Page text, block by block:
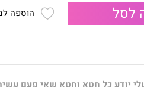
לסל הוספה